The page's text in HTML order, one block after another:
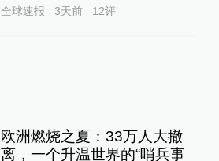
全球速报 3天前 12评
欧洲燃烧之夏：33万人大撤
离，一个升温世界的“哨兵事